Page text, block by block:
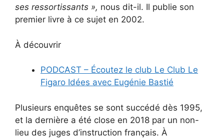
ses ressortissants », nous dit-il. Il publie son
premier livre à ce sujet en 2002.
À découvrir
PODCAST – Écoutez le club Le Club Le
Figaro Idées avec Eugénie Bastié
Plusieurs enquêtes se sont succédé dès 1995,
et la dernière a été close en 2018 par un non-
lieu des juges d’instruction français. À